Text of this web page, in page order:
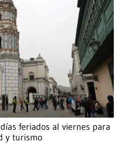
feriados al viernes para
y turismo